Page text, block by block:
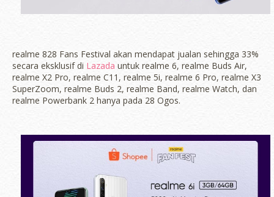
realme 828 Fans Festival akan mendapat jualan sehingga 33%
secara eksklusif di Lazada untuk realme 6, realme Buds Air,
realme X2 Pro, realme C11, realme 5i, realme 6 Pro, realme X3
SuperZoom, realme Buds 2, realme Band, realme Watch, dan
realme Powerbank 2 hanya pada 28 Ogos.